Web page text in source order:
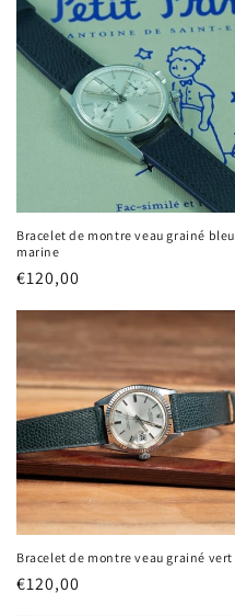
Bracelet de montre veau grainé bleu
marine
Prix
€120,00
Bracelet de montre veau grainé vert
Prix
€120,00